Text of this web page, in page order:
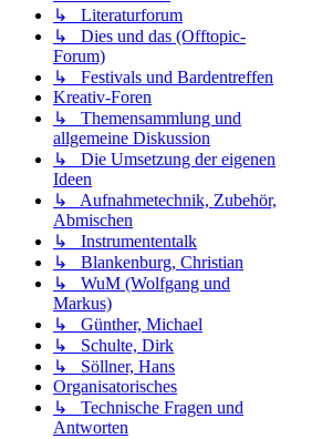
↳ Literaturforum
↳ Dies und das (Offtopic-
Forum)
↳ Festivals und Bardentreffen
Kreativ-Foren
↳ Themensammlung und
allgemeine Diskussion
↳ Die Umsetzung der eigenen
Ideen
↳ Aufnahmetechnik, Zubehör,
Abmischen
↳ Instrumententalk
↳ Blankenburg, Christian
↳ WuM (Wolfgang und
Markus)
↳ Günther, Michael
↳ Schulte, Dirk
↳ Söllner, Hans
Organisatorisches
↳ Technische Fragen und
Antworten